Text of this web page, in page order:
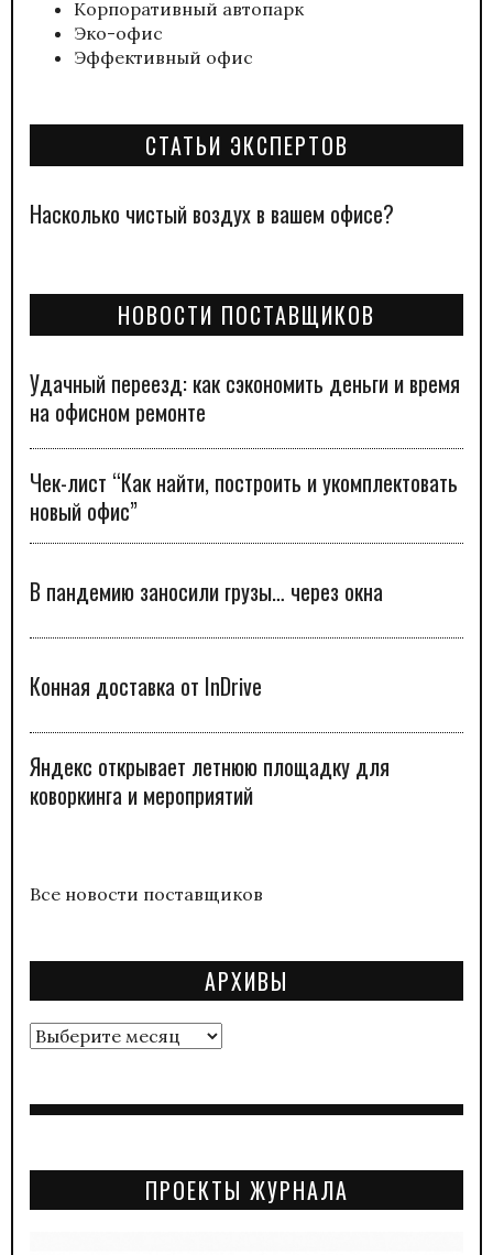
Корпоративный автопарк
Эко-офис
Эффективный офис
СТАТЬИ ЭКСПЕРТОВ
Насколько чистый воздух в вашем офисе?
НОВОСТИ ПОСТАВЩИКОВ
Удачный переезд: как сэкономить деньги и время
на офисном ремонте
Чек-лист “Как найти, построить и укомплектовать
новый офис”
В пандемию заносили грузы… через окна
Конная доставка от InDrive
Яндекс открывает летнюю площадку для
коворкинга и мероприятий
Все новости поставщиков
АРХИВЫ
Архивы
ПРОЕКТЫ ЖУРНАЛА